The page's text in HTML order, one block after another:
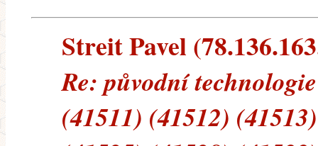
Streit Pavel
Re: původní
(41511) (41512)